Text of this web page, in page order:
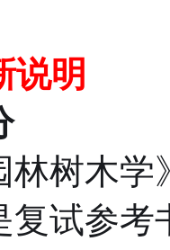
说明
林树木学
复试参考